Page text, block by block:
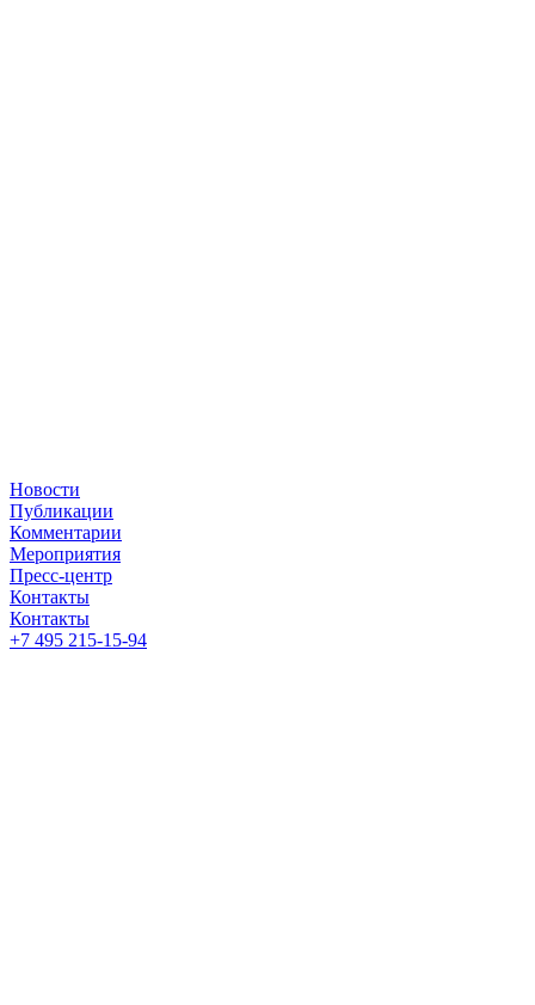
Новости
Публикации
Комментарии
Мероприятия
Пресс-центр
Контакты
Контакты
+7 495 215-15-94